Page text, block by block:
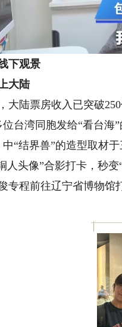
下观景
大陆
陆票房收入已突破250
位台湾同胞发给“看台
结界兽”的造型取材于
人头像”合影打卡，秒
程前往辽宁省博物馆打